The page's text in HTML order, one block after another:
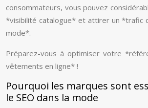
consommateurs, vous pouvez
*visibilité catalogue* et attirer un *trafic
mode*.
Préparez-vous à optimiser votre
vêtements en ligne* !
Pourquoi les marques sont
le SEO dans la mode